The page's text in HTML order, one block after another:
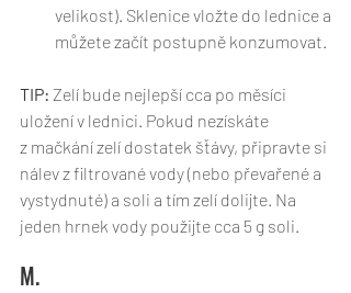
velikost). Sklenice vložte do lednice a
můžete začít postupně konzumovat.
TIP: Zelí bude nejlepší cca po měsíci
uložení v lednici. Pokud nezískáte
z mačkání zelí dostatek šťávy, připravte si
nálev z filtrované vody (nebo převařené a
vystydnuté) a soli a tím zelí dolijte. Na
jeden hrnek vody použijte cca 5 g soli.
M.